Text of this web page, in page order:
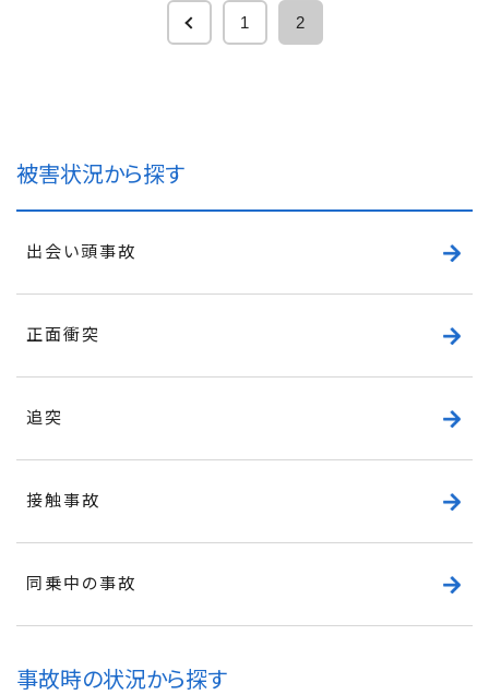
1 2
被害状況から探す
出会い頭事故
正面衝突
追突
接触事故
同乗中の事故
事故時の状況から探す